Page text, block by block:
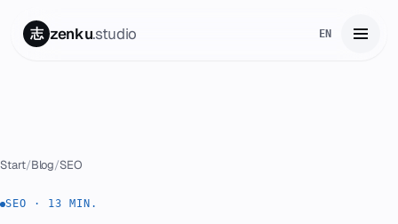
志 zenku.studio EN
02Leistungen
03 Zenku Complete
Start/Blog/SEO
SEO · 13 MIN.